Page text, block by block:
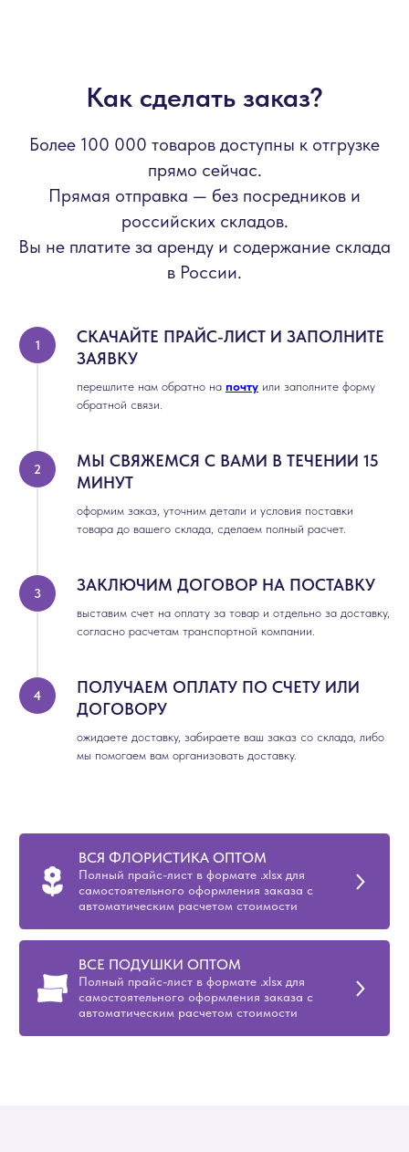
Как сделать заказ?
Более 100 000 товаров доступны к отгрузке
прямо сейчас.
Прямая отправка — без посредников и
российских складов.
Вы не платите за аренду и содержание склада
в России.
СКАЧАЙТЕ ПРАЙС-ЛИСТ И ЗАПОЛНИТЕ
ЗАЯВКУ
перешлите нам обратно на почту или заполните форму
обратной связи.
МЫ СВЯЖЕМСЯ С ВАМИ В ТЕЧЕНИИ 15
МИНУТ
оформим заказ, уточним детали и условия поставки
товара до вашего склада, сделаем полный расчет.
ЗАКЛЮЧИМ ДОГОВОР НА ПОСТАВКУ
выставим счет на оплату за товар и отдельно за доставку,
согласно расчетам транспортной компании.
ПОЛУЧАЕМ ОПЛАТУ ПО СЧЕТУ ИЛИ
ДОГОВОРУ
ожидаете доставку, забираете ваш заказ со склада, либо
мы помогаем вам организовать доставку.
ВСЯ ФЛОРИСТИКА ОПТОМ
Полный прайс-лист в формате .xlsx для
самостоятельного оформления заказа с
автоматическим расчетом стоимости
ВСЕ ПОДУШКИ ОПТОМ
Полный прайс-лист в формате .xlsx для
самостоятельного оформления заказа с
автоматическим расчетом стоимости